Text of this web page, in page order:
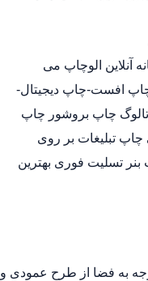
آنلاین الوچاپ می
افست-چاپ دیجیتال-
چاپ بروشور چاپ
تبلیغات بر روی
تسلیت فوری بهترین
به فضا از طرح عمودی و